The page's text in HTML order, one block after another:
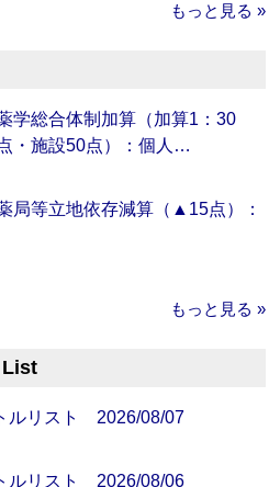
もっと見る »
学総合体制加算（加算1：30
・施設50点）：個人…
局等立地依存減算（▲15点）：
もっと見る »
List
ルリスト 2026/08/07
ルリスト 2026/08/06